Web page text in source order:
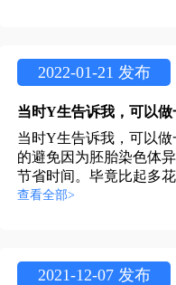
2022-01-21 发布
当时Y生告诉我，可以
的避免因为胚胎染色体
节省时间。毕竟比起多
查看全部>
2021-12-07 发布